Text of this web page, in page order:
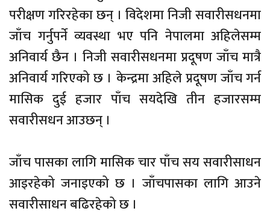
परीक्षण गरिरहेका छन् । विदेशमा निजी सवारीसधनमा
जाँच गर्नुपर्ने व्यवस्था भए पनि नेपालमा अहिलेसम्म
अनिवार्य छैन । निजी सवारीसधनमा प्रदूषण जाँच मात्रै
अनिवार्य गरिएको छ । केन्द्रमा अहिले प्रदूषण जाँच गर्न
मासिक दुई हजार पाँच सयदेखि तीन हजारसम्म
सवारीसधन आउछन् ।
जाँच पासका लागि मासिक चार पाँच सय सवारीसाधन
आइरहेको जनाइएको छ । जाँचपासका लागि आउने
सवारीसाधन बढिरहेको छ ।